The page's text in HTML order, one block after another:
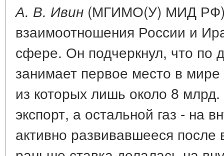
А. В. Ивин (МГИМО(У) МИД РФ)
взаимоотношения России и
сфере. Он подчеркнул, что по
занимает первое место в
из которых лишь около 8 млрд.
экспорт, а остальной газ - на
активно развивавшееся